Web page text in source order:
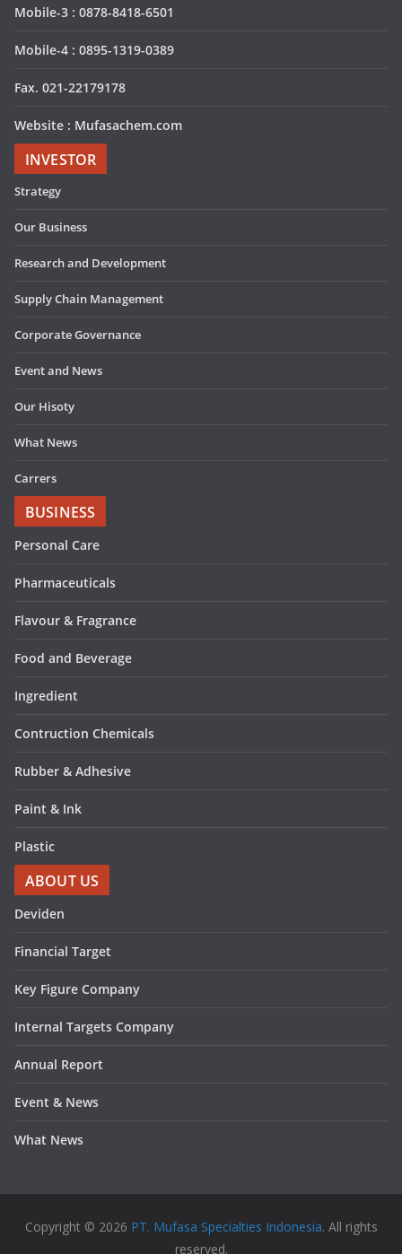
Mobile-3 : 0878-8418-6501
Mobile-4 : 0895-1319-0389
Fax. 021-22179178
Website : Mufasachem.com
INVESTOR
Strategy
Our Business
Research and Development
Supply Chain Management
Corporate Governance
Event and News
Our Hisoty
What News
Carrers
BUSINESS
Personal Care
Pharmaceuticals
Flavour & Fragrance
Food and Beverage
Ingredient
Contruction Chemicals
Rubber & Adhesive
Paint & Ink
Plastic
ABOUT US
Deviden
Financial Target
Key Figure Company
Internal Targets Company
Annual Report
Event & News
What News
Copyright © 2026 PT. Mufasa Specialties Indonesia. All rights
reserved.